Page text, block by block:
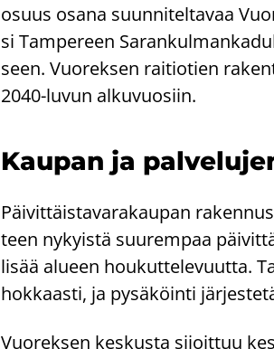
osuus osana suun­ni­tel­ta­vaa
si Tam­pe­reen
seen. Vuo­rek­sen rai­tio­tien
2040-​luvun al­ku­vuo­siin.
Kau­pan ja
Päi­vit­täis­ta­va­ra­kau­pan
teen ny­kyis­tä suu­rem­paa
lisää alu­een hou­kut­te­le­vuut­ta.
hok­kaas­ti, ja py­sä­köin­ti
Vuo­rek­sen kes­kus­ta si­joit­tuu